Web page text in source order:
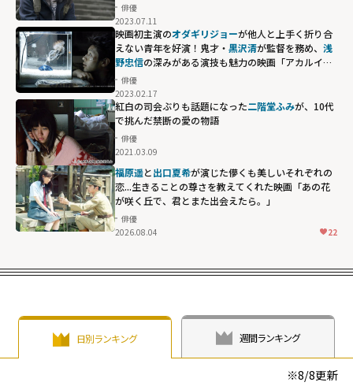
俳優
2023.07.11
映画初主演のオダギリジョーが他人と上手く折り合
えない青年を好演！鬼才・ 黒沢清が監督を務め、 浅
野忠信の深みがある演技も魅力の映画「アカルイミ
ライ」
俳優
2023.02.17
紅白の司会ぶりも話題になった二階堂ふみが、10代
で挑んだ禁断の愛の物語
俳優
2021.03.09
福原遥と出口夏希が演じた儚くも美しいそれぞれの
恋...生きることの尊さを教えてくれた映画「あの花
が咲く丘で、君とまた出会えたら。」
俳優
2026.08.04
22
日別ランキング 週間ランキング
※8/8更新